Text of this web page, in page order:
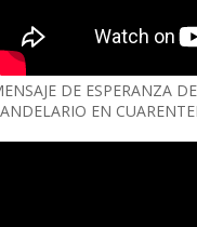
DE ESPERANZA
EN